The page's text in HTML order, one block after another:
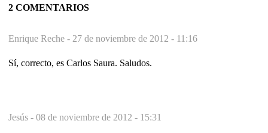
2 COMENTARIOS
Enrique Reche - 27 de noviembre de 2012 - 11:16
Sí, correcto, es Carlos Saura. Saludos.
Jesús - 08 de noviembre de 2012 - 15:31